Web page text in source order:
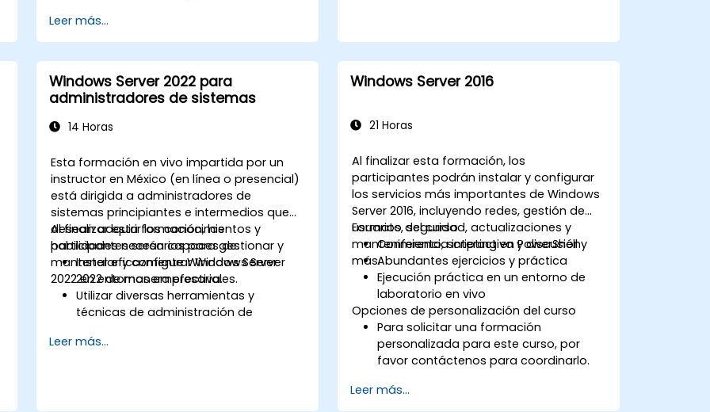
Leer más...
Windows Server 2022 para
administradores de sistemas
14 Horas
Esta formación en vivo impartida por un
instructor en México (en línea o presencial)
está dirigida a administradores de
sistemas principiantes e intermedios que
desean adquirir los conocimientos y
habilidades necesarios para gestionar y
mantener eficazmente Windows Server
2022 en entornos empresariales.
Al finalizar esta formación, los
participantes serán capaces de:
Instalar y configurar Windows Server
2022 de manera efectiva.
Utilizar diversas herramientas y
técnicas de administración de
Configurar servicios de red y reforzar la
Leer más...
Windows Server 2016
21 Horas
Al finalizar esta formación, los
participantes podrán instalar y configurar
los servicios más importantes de Windows
Server 2016, incluyendo redes, gestión de
usuarios, seguridad, actualizaciones y
mantenimiento, scripting en PowerShell y
más.
Formato del curso
Conferencia interactiva y discusión
Abundantes ejercicios y práctica
Ejecución práctica en un entorno de
laboratorio en vivo
Opciones de personalización del curso
Para solicitar una formación
personalizada para este curso, por
favor contáctenos para coordinarlo.
Leer más...